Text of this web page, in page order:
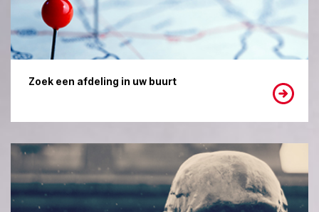
Zoek een afdeling in uw buurt